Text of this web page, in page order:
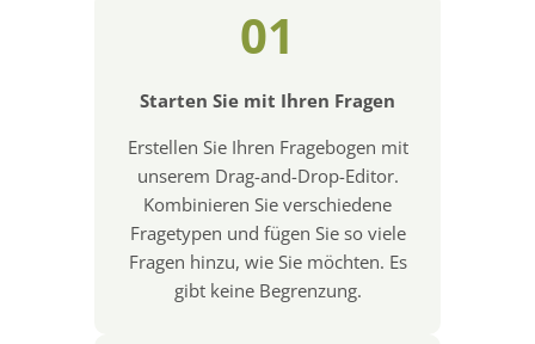
01
Starten Sie mit Ihren Fragen
Erstellen Sie Ihren Fragebogen mit
unserem Drag-and-Drop-Editor.
Kombinieren Sie verschiedene
Fragetypen und fügen Sie so viele
Fragen hinzu, wie Sie möchten. Es
gibt keine Begrenzung.